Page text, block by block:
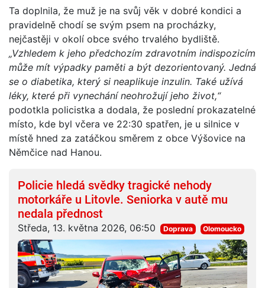
Ta doplnila, že muž je na svůj věk v dobré kondici a
pravidelně chodí se svým psem na procházky,
nejčastěji v okolí obce svého trvalého bydliště.
„Vzhledem k jeho předchozím zdravotním indispozicím
může mít výpadky paměti a být dezorientovaný. Jedná
se o diabetika, který si neaplikuje inzulin. Také užívá
léky, které při vynechání neohrožují jeho život,“
podotkla policistka a dodala, že poslední prokazatelné
místo, kde byl včera ve 22:30 spatřen, je u silnice v
místě hned za zatáčkou směrem z obce Výšovice na
Němčice nad Hanou.
Policie hledá svědky tragické nehody
motorkáře u Litovle. Seniorka v autě mu
nedala přednost
Středa, 13. května 2026, 06:50 Doprava Olomoucko